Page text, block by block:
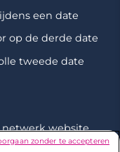
een date
op de derde date
tweede date
netwerkwebsite.
zonder te accepteren